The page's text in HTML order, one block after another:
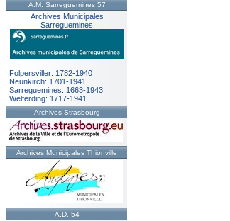
A.M. Sarreguemines 57
Archives Municipales
Sarreguemines
Folpersviller: 1782-1940
Neunkirch: 1701-1941
Sarreguemines: 1663-1943
Welferding: 1717-1941
Archives Strasbourg
Archives Municipales Thionville
A.D. 54